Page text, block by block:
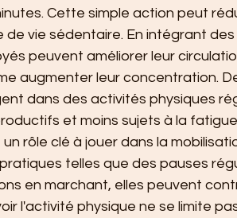
Cette simple action peut
de vie sédentaire. En intégrant
peuvent améliorer leur
augmenter leur concentration.
dans des activités physiques
et moins sujets à la
rôle clé à jouer dans la
telles que des pauses
en marchant, elles peuvent
l'activité physique ne se limite